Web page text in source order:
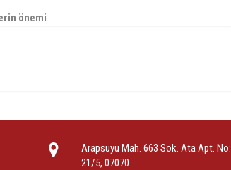
önemi
Arapsuyu Mah. 663 Sok. Ata Apt. No:
21/5, 07070